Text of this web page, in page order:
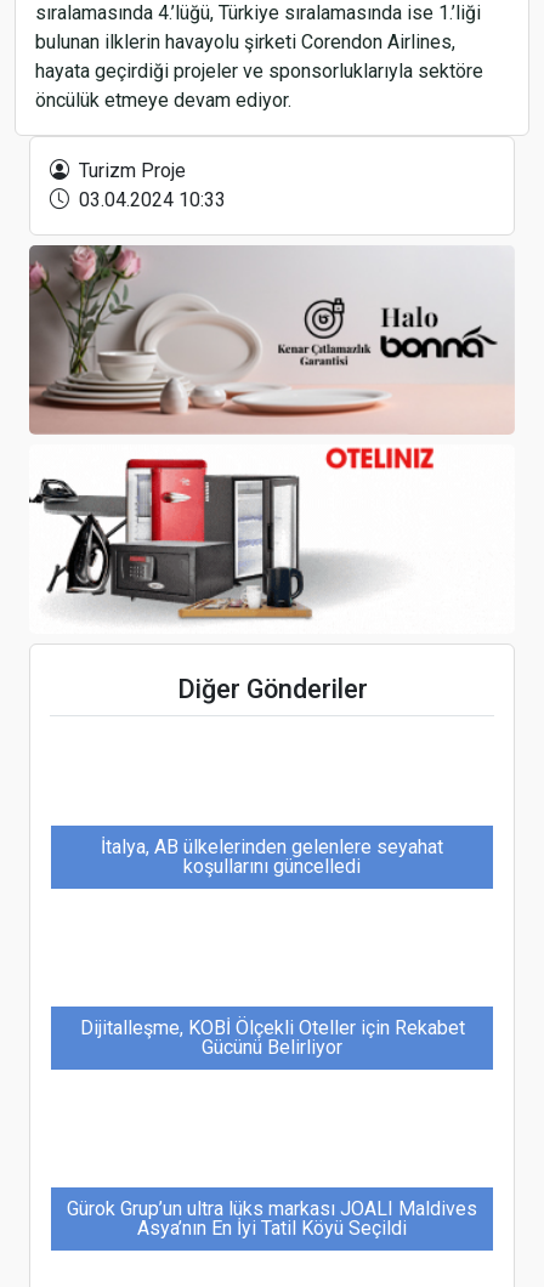
sıralamasında 4.’lüğü, Türkiye sıralamasında ise 1.’liği
bulunan ilklerin havayolu şirketi Corendon Airlines,
hayata geçirdiği projeler ve sponsorluklarıyla sektöre
öncülük etmeye devam ediyor.
Turizm Proje
03.04.2024 10:33
Diğer Gönderiler
Tedarikçisi Oldu
Dünya Fuarcılık Günü’nde Güçlü Mesaj: “Fuarlar
Potansiyeli Ortaya Çıkarır”
Phaselis Festivali, 24-28 Eylül 2024 tarihlerinde
Kemer’de gerçekleştirilecek
ağırlıyor
İtalya, AB ülkelerinden gelenlere seyahat
koşullarını güncelledi
Dijitalleşme, KOBİ Ölçekli Oteller için Rekabet
Gücünü Belirliyor
Gürok Grup’un ultra lüks markası JOALI Maldives
Asya’nın En İyi Tatil Köyü Seçildi